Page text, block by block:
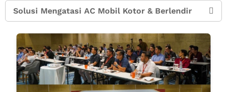
Solusi Mengatasi AC Mobil Kotor & Berlendir